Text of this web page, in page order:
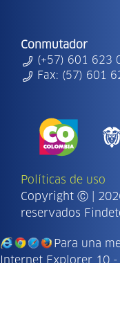
Conmutador
(+57) 601 623
Fax: (57) 601
Políticas de uso
Copyright Ⓒ |
reservados
Para una
Internet Explorer 10